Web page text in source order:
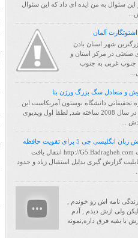
این سئوال به من ایده ای داد که این سئوال
آلمان
بزرگترین شهر استان بادن
در مرکز استان و
جنوب غربی به جنوب
و متعادل سگ بزرگ ورژن بتا
تحقیقاتی دانشگاه بوستون آمریکاست این
ورژن اولش هست که در سال 2008 ساخته شد, لطفا اول ویدیوی
...
جی 5 برای تقویت حافظه
این پست به وب سایت http://G5.Badragheh.com انتقال یافت
جدید جی 5 با قابلیت گزارش گیری بدلیل استقبال زیاد و حدود
نامه اش رو خوندم ,
ولی ازش دیدم , آدم
با بقیه فرق داره,نمونه